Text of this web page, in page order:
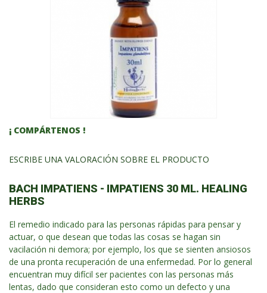
¡ COMPÁRTENOS !
ESCRIBE UNA VALORACIÓN SOBRE EL PRODUCTO
BACH IMPATIENS - IMPATIENS 30 ML. HEALING
HERBS
El remedio indicado para las personas rápidas para pensar y
actuar, o que desean que todas las cosas se hagan sin
vacilación ni demora; por ejemplo, los que se sienten ansiosos
de una pronta recuperación de una enfermedad. Por lo general
encuentran muy difícil ser pacientes con las personas más
lentas, dado que consideran esto como un defecto y una